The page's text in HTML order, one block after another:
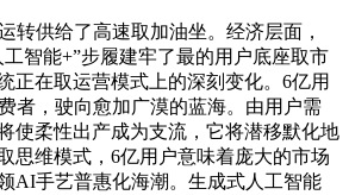
供给了高速取加油坐。经济层面，
智能+”步履建牢了最的用户底座取市
正在取运营模式上的深刻变化。6亿用
者，驶向愈加广漠的蓝海。由用户需
使柔性出产成为支流，它将潜移默化地
思维模式，6亿用户意味着庞大的市场
AI手艺普惠化海潮。生成式人工智能